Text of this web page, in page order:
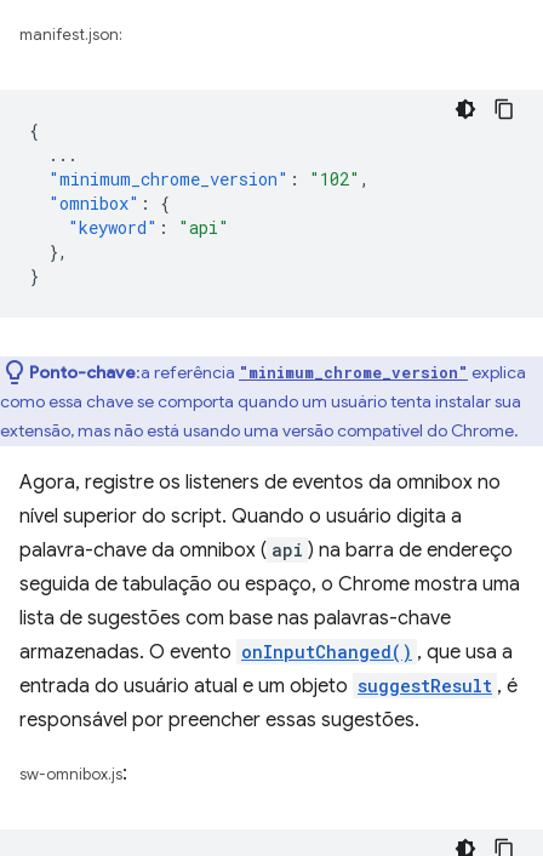
manifest.json:
{
...
"minimum_chrome_version" : "102" ,
"omnibox" :
{
"keyword" :
"api"
},
}
Ponto-chave:a referência "minimum_chrome_version" explica
como essa chave se comporta quando um usuário tenta instalar sua
extensão, mas não está usando uma versão compatível do Chrome.
Agora, registre os listeners de eventos da omnibox no
nível superior do script. Quando o usuário digita a
palavra-chave da omnibox ( api ) na barra de endereço
seguida de tabulação ou espaço, o Chrome mostra uma
lista de sugestões com base nas palavras-chave
armazenadas. O evento onInputChanged() , que usa a
entrada do usuário atual e um objeto suggestResult , é
responsável por preencher essas sugestões.
sw-omnibox.js: